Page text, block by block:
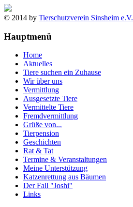
© 2014 by Tierschutzverein Sinsheim e.V.
Hauptmenü
Home
Aktuelles
Tiere suchen ein Zuhause
Wir über uns
Vermittlung
Ausgesetzte Tiere
Vermittelte Tiere
Fremdvermittlung
Grüße von...
Tierpension
Geschichten
Rat & Tat
Termine & Veranstaltungen
Meine Unterstützung
Katzenrettung aus Bäumen
Der Fall "Joshi"
Links